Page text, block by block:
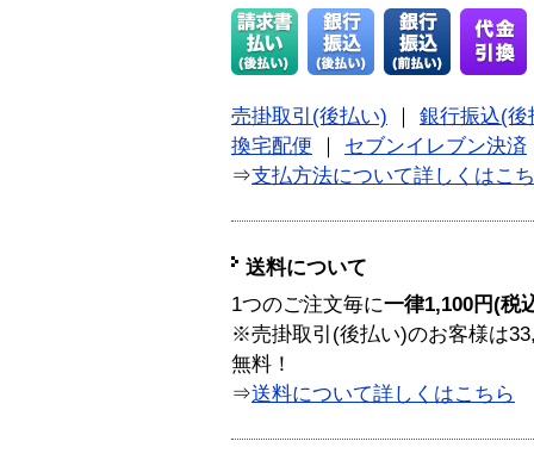
売掛取引(後払い)
銀行振込(後
換宅配便
セブンイレブン決済
⇒支払方法について詳しくはこ
送料について
1つのご注文毎に一律1,100円(税
※売掛取引(後払い)のお客様は
無料！
⇒送料について詳しくはこちら